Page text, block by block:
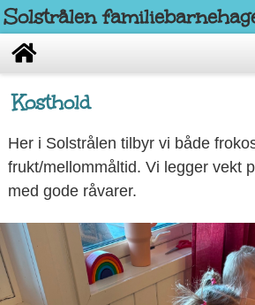
Solstrålen
Kosthold
Her i Solstrålen tilbyr vi både
frukt/mellommåltid. Vi legger vekt
med gode råvarer.